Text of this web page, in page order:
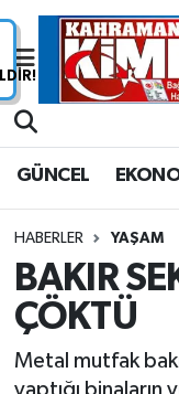
GÜNCEL
HABERLER YAŞAM
BAKIR
ÇÖKTÜ
Metal mutfak
yaptığı binaların
Nöbetçi
Süper Lig
Tüm